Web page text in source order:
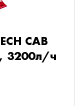
САВ
3200л/ч